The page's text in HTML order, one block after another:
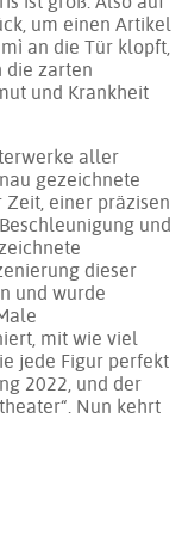
um einen Artikel
an die Tür klopft,
die zarten
und Krankheit
aller
gezeichnete
Zeit, einer präzisen
und
dieser
und wurde
mit wie viel
jede Figur perfekt
2022, und der
Nun kehrt